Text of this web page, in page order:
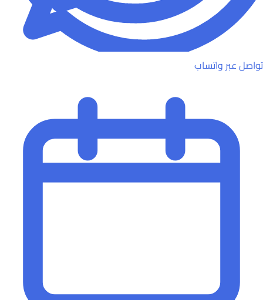
تواصل عبر واتساب